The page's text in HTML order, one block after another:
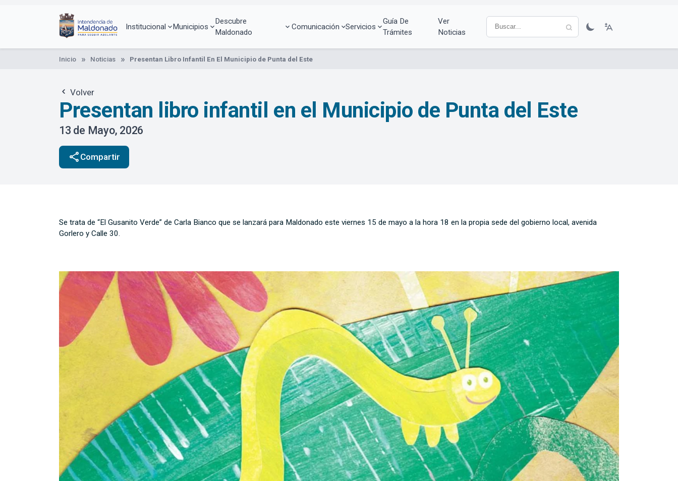
Institucional Municipios
Descubre
Maldonado
Comunicación Servicios
Guía De
Trámites
Ver
Noticias
Inicio Noticias Presentan Libro Infantil En El Municipio de Punta del Este
Volver
Presentan libro infantil en el Municipio de Punta del Este
13 de Mayo, 2026
share Compartir
Se trata de “El Gusanito Verde” de Carla Bianco que se lanzará para Maldonado este viernes 15 de mayo a la hora 18 en la propia sede del gobierno local, avenida
Gorlero y Calle 30.